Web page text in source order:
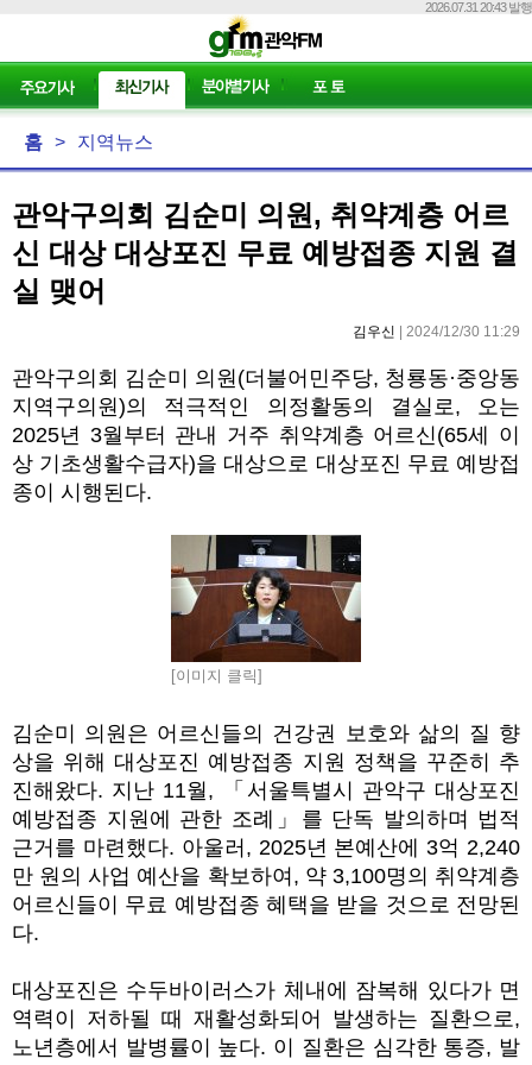
2026.07.31 20:43 발행
홈 > 지역뉴스
관악구의회 김순미 의원, 취약계층 어르
신 대상 대상포진 무료 예방접종 지원 결
실 맺어
김우신 | 2024/12/30 11:29
관악구의회 김순미 의원 (더불어민주당, 청룡동·중앙동
지역구의원)의 적극적인 의정활동의 결실로, 오는
2025년 3월부터 관내 거주 취약계층 어르신(65세 이
상 기초생활수급자)을 대상으로 대상포진 무료 예방접
종이 시행된다.
[이미지 클릭]
김순미 의원은 어르신들의 건강권 보호와 삶의 질 향
상을 위해 대상포진 예방접종 지원 정책을 꾸준히 추
진해왔다. 지난 11월 , 「 서울특별시 관악구 대상포진
예방접종 지원에 관한 조례
」 를 단독 발의하며 법적
근거를 마련했다. 아울러 , 2025년 본예산에3억2,240
만 원의 사업 예산을 확보하여 , 약 3,100명의 취약계층
어르신들이 무료 예방접종 혜택을 받을 것으로 전망된
다.
대상포진은 수두바이러스가 체내에 잠복해 있다가 면
역력이 저하될 때 재활성화되어 발생하는 질환으로,
노년층에서 발병률이 높다. 이 질환은 심각한 통증, 발